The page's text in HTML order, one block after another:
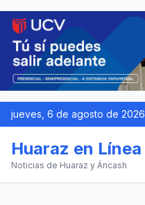
jueves, 6 de agosto de 2026
Huaraz en Línea
Noticias de Huaraz y Áncash